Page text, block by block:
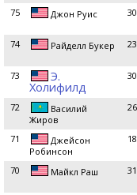
75 Джон Руис
74 Райделл Букер
73 Э.
Холифилд
72
Василий
Жиров
71
Джейсон
Робинсон
70 Майкл Раш